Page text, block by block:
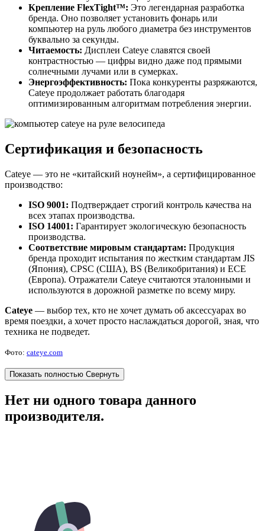
Крепление FlexTight™: Это легендарная разработка
бренда. Оно позволяет установить фонарь или
компьютер на руль любого диаметра без инструментов
буквально за секунды.
Читаемость: Дисплеи Cateye славятся своей
контрастностью — цифры видно даже под прямыми
солнечными лучами или в сумерках.
Энергоэффективность: Пока конкуренты разряжаются,
Cateye продолжает работать благодаря
оптимизированным алгоритмам потребления энергии.
Сертификация и безопасность
Cateye — это не «китайский ноунейм», а сертифицированное
производство:
ISO 9001: Подтверждает строгий контроль качества на
всех этапах производства.
ISO 14001: Гарантирует экологическую безопасность
производства.
Соответствие мировым стандартам: Продукция
бренда проходит испытания по жестким стандартам JIS
(Япония), CPSC (США), BS (Великобритания) и ECE
(Европа). Отражатели Cateye считаются эталонными и
используются в дорожной разметке по всему миру.
Cateye — выбор тех, кто не хочет думать об аксессуарах во
время поездки, а хочет просто наслаждаться дорогой, зная, что
техника не подведет.
Фото: cateye.com
Показать полностью Свернуть
Нет ни одного товара данного
производителя.